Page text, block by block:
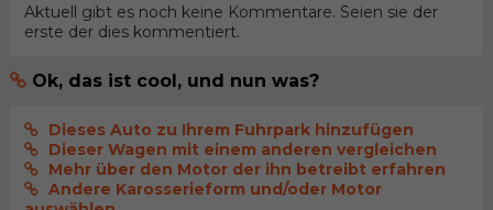
Aktuell gibt es noch keine Kommentare. Seien sie der
erste der dies kommentiert.
Ok, das ist cool, und nun was?
Dieses Auto zu Ihrem Fuhrpark hinzufügen
Dieser Wagen mit einem anderen vergleichen
Mehr über den Motor der ihn betreibt erfahren
Andere Karosserieform und/oder Motor